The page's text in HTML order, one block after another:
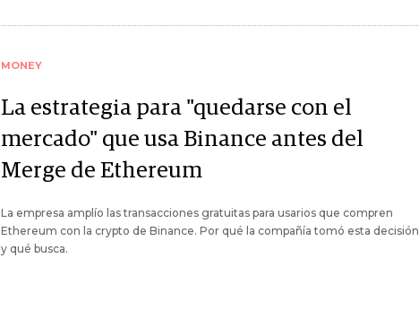
MONEY
La estrategia para "quedarse con el
mercado" que usa Binance antes del
Merge de Ethereum
La empresa amplío las transacciones gratuitas para usarios que compren
Ethereum con la crypto de Binance. Por qué la compañía tomó esta decisión
y qué busca.